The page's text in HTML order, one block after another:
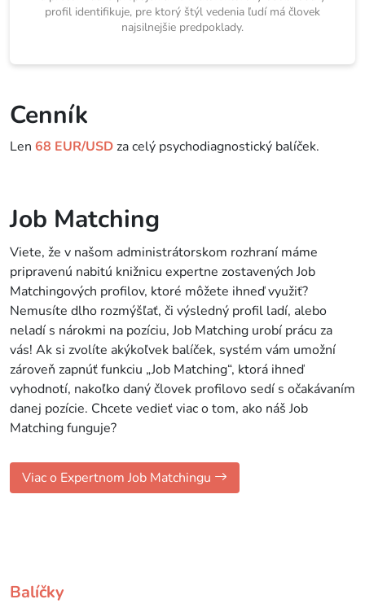
profil identifikuje, pre ktorý štýl vedenia ľudí má človek
najsilnejšie predpoklady.
Cenník
Len 68 EUR/USDza celý psychodiagnostický balíček.
Job Matching
Viete, že v našom administrátorskom rozhraní máme
pripravenú nabitú knižnicu expertne zostavených Job
Matchingových profilov, ktoré môžete ihneď využiť?
Nemusíte dlho rozmýšľať, či výsledný profil ladí, alebo
neladí s nárokmi na pozíciu, Job Matching urobí prácu za
vás! Ak si zvolíte akýkoľvek balíček, systém vám umožní
zároveň zapnúť funkciu „Job Matching“, ktorá ihneď
vyhodnotí, nakoľko daný človek profilovo sedí s očakávaním
danej pozície. Chcete vedieť viac o tom, ako náš Job
Matching funguje?
Viac o Expertnom Job Matchingu
Balíčky